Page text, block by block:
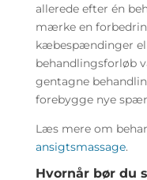
allerede efter én
mærke en
kæbespændinger
behandlingsforløb
gentagne
forebygge nye
Læs mere om
ansigtsmassage.
Hvornår bør du